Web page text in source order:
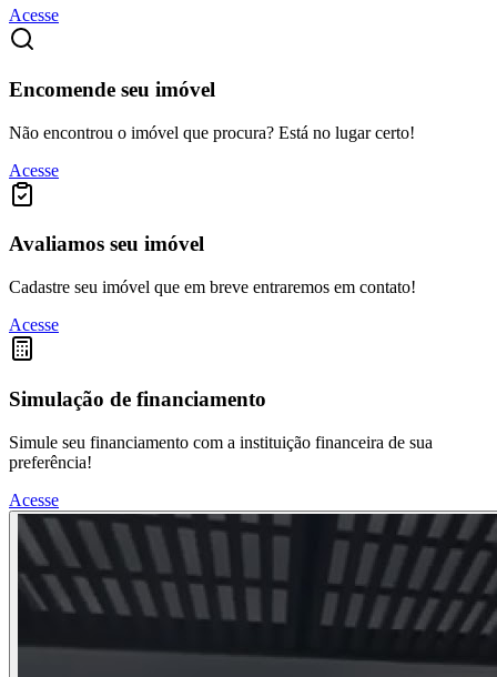
Acesse
Encomende seu imóvel
Não encontrou o imóvel que procura? Está no lugar certo!
Acesse
Avaliamos seu imóvel
Cadastre seu imóvel que em breve entraremos em contato!
Acesse
Simulação de financiamento
Simule seu financiamento com a instituição financeira de sua
preferência!
Acesse